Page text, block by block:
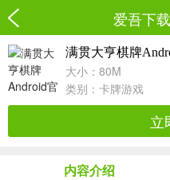
爱吾下载
满贯大亨棋牌
大小：80M
类别： 卡牌游戏
立
内容介绍